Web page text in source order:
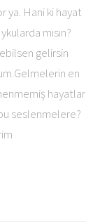
ya. Hani ki hayat
mısın?
gelirsin
en
hayatlar
seslenmelere?